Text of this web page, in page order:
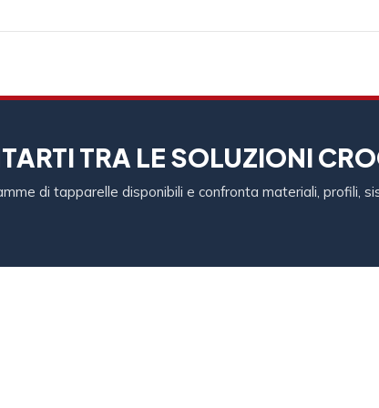
TRA LE SOLUZIONI
di tapparelle disponibili e confronta materiali, profili,